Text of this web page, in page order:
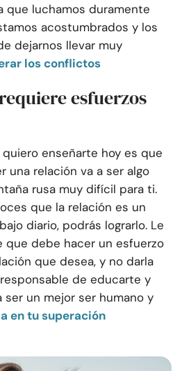
que luchamos duramente
acostumbrados y los
dejarnos llevar muy
los conflictos
esfuerzos
enseñarte hoy es que
una relación va a ser algo
rusa muy difícil para ti.
que la relación es un
diario, podrás lograrlo. Le
que debe hacer un esfuerzo
que desea, y no darla
de educarte y
un mejor ser humano y
en tu superación